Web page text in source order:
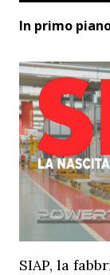
In primo
SIAP, la